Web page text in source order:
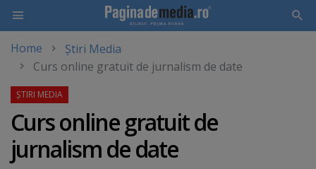
main
Home
Știri Media
Curs online gratuit de jurnalism de date
Curs online gratuit de
jurnalism de date